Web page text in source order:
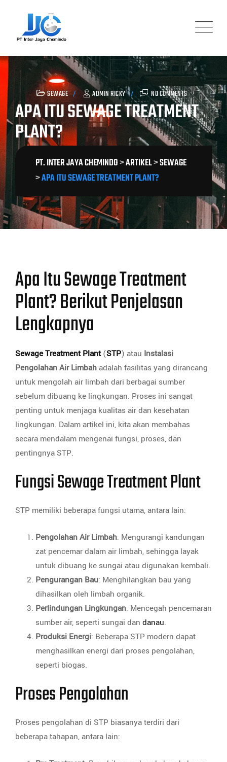
content
SEWAGE ADMIN RICKY NO COMMENTS
APA ITU SEWAGE TREATMENT
PLANT?
PT. INTER JAYA CHEMINDO>ARTIKEL>SEWAGE
>APA ITU SEWAGE TREATMENT PLANT?
Apa Itu Sewage Treatment
Plant? Berikut Penjelasan
Lengkapnya
Sewage Treatment Plant(STP) atau Instalasi
Pengolahan Air Limbahadalah fasilitas yang dirancang
untuk mengolah air limbah dari berbagai sumber
sebelum dibuang ke lingkungan. Proses ini sangat
penting untuk menjaga kualitas air dan kesehatan
lingkungan. Dalam artikel ini, kita akan membahas
secara mendalam mengenai fungsi, proses, dan
pentingnya STP.
Fungsi Sewage Treatment Plant
STP memiliki beberapa fungsi utama, antara lain:
Pengolahan Air Limbah: Mengurangi kandungan
zat pencemar dalam air limbah, sehingga layak
untuk dibuang ke sungai atau digunakan kembali.
Pengurangan Bau: Menghilangkan bau yang
dihasilkan oleh limbah organik.
Perlindungan Lingkungan: Mencegah pencemaran
sumber air, seperti sungai dan danau.
Produksi Energi: Beberapa STP modern dapat
menghasilkan energi dari proses pengolahan,
seperti biogas.
Proses Pengolahan
Proses pengolahan di STP biasanya terdiri dari
beberapa tahapan, antara lain: